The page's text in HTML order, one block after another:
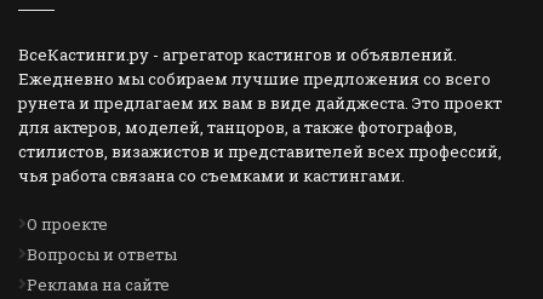
ВсеКастинги.ру - агрегатор кастингов и объявлений.
Ежедневно мы собираем лучшие предложения со всего
рунета и предлагаем их вам в виде дайджеста. Это проект
для актеров, моделей, танцоров, а также фотографов,
стилистов, визажистов и представителей всех профессий,
чья работа связана со съемками и кастингами.
О проекте
Вопросы и ответы
Реклама на сайте